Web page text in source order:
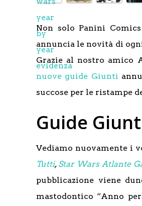
Non solo Panini
annuncia le novità di
Grazie al nostro amico
nuove guide Giunti
succose per le ristampe
Guide
Vediamo nuovamente i
Tutti, Star Wars Atlante
pubblicazione viene
mastodontico “Anno